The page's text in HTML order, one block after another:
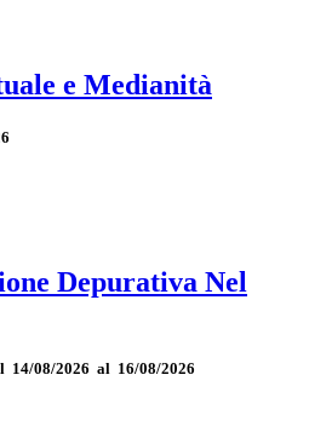
e Medianità
Depurativa Nel
14/08/2026 al 16/08/2026